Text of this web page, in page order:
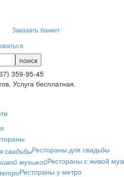
Заказать банкет
поиск
359-95-45
Услуга бесплатная.
Рестораны для свадьбы
Рестораны с живой
Рестораны у метро